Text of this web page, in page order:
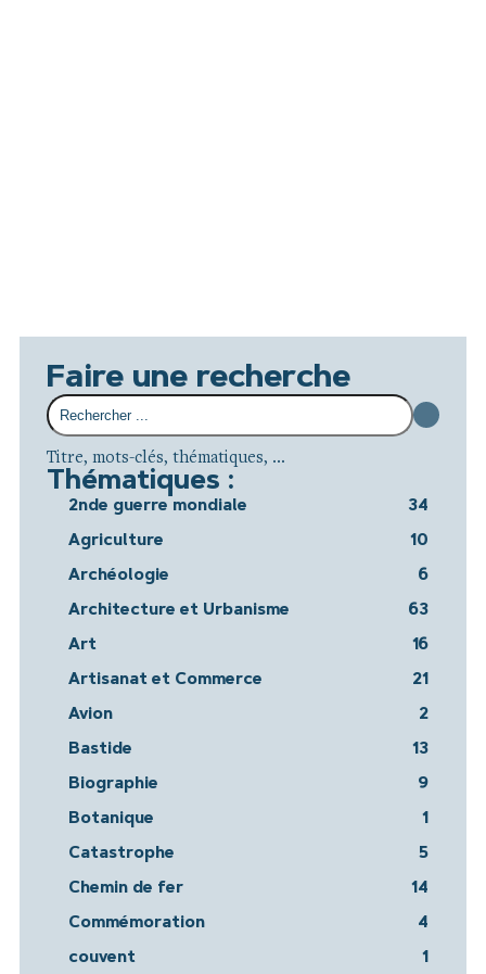
Faire une recherche
Titre, mots-clés, thématiques, ...
Thématiques :
2nde guerre mondiale 34
Agriculture 10
Archéologie 6
Architecture et Urbanisme 63
Art 16
Artisanat et Commerce 21
Avion 2
Bastide 13
Biographie 9
Botanique 1
Catastrophe 5
Chemin de fer 14
Commémoration 4
couvent 1